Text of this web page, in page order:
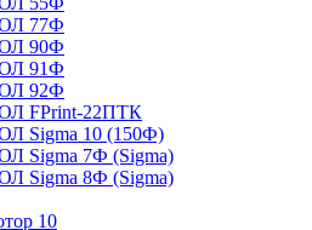
77Ф
90Ф
91Ф
92Ф
FPrint-22ПТК
Sigma 10 (150Ф)
Sigma 7Ф (Sigma)
Sigma 8Ф (Sigma)
10